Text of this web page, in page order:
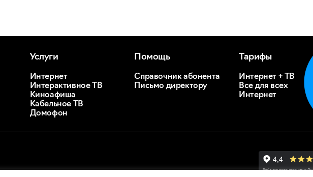
Услуги
Интернет
Интерактивное ТВ
Киноафиша
Кабельное ТВ
Домофон
Помощь
Справочник абонента
Письмо директору
Тарифы
Интернет + ТВ
Все для всех
Интернет